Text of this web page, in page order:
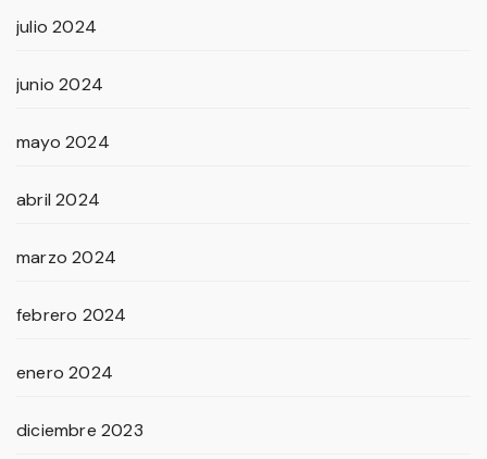
julio 2024
junio 2024
mayo 2024
abril 2024
marzo 2024
febrero 2024
enero 2024
diciembre 2023